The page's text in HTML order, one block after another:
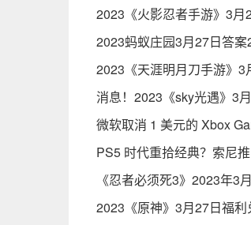
2023《火影忍者手游》3
2023蚂蚁庄园3月27日答案
2023《天涯明月刀手游》
消息！2023《sky光遇》3
微软取消 1 美元的 Xbox
PS5 时代重拾经典？索尼
《忍者必须死3》2023年3
2023《原神》3月27日福